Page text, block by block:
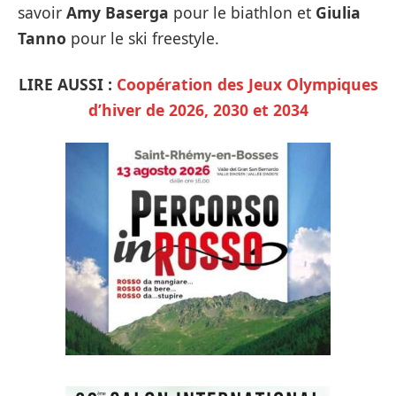
savoir Amy Baserga pour le biathlon et Giulia
Tanno pour le ski freestyle.
LIRE AUSSI : Coopération des Jeux Olympiques
d’hiver de 2026, 2030 et 2034